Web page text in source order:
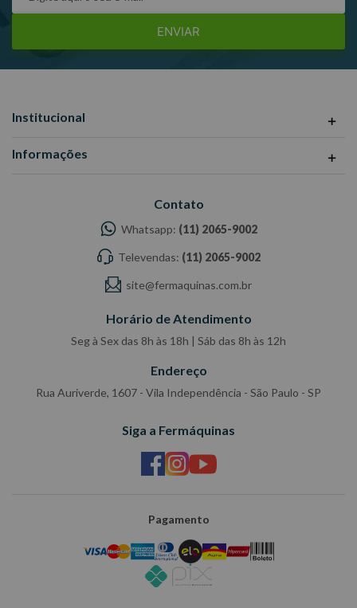
ENVIAR
Institucional
Informações
Contato
Whatsapp: (11) 2065-9002
Televendas: (11) 2065-9002
site@fermaquinas.com.br
Horário de Atendimento
Seg à Sex das 8h às 18h | Sáb das 8h às 12h
Endereço
Rua Auriverde, 1607 - Vila Independência - São Paulo - SP
Siga a Fermáquinas
Pagamento